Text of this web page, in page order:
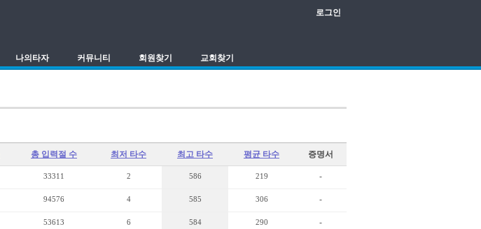
로그인
나의타자 커뮤니티 회원찾기 교회찾기
총 입력절 수 최저 타수 최고 타수 평균 타수 증명서
33311 2 586 219 -
94576 4 585 306 -
53613 6 584 290 -